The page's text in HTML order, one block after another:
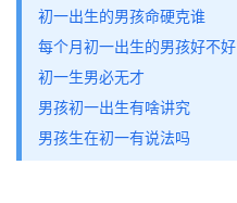
初一出生的男孩命硬克谁
每个月初一出生的男孩好不好
初一生男必无才
男孩初一出生有啥讲究
男孩生在初一有说法吗